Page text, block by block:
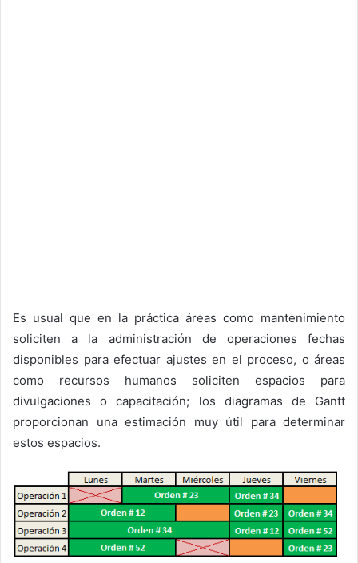
Es usual que en la práctica áreas como mantenimiento
soliciten a la administración de operaciones fechas
disponibles para efectuar ajustes en el proceso, o áreas
como recursos humanos soliciten espacios para
divulgaciones o capacitación; los diagramas de Gantt
proporcionan una estimación muy útil para determinar
estos espacios.